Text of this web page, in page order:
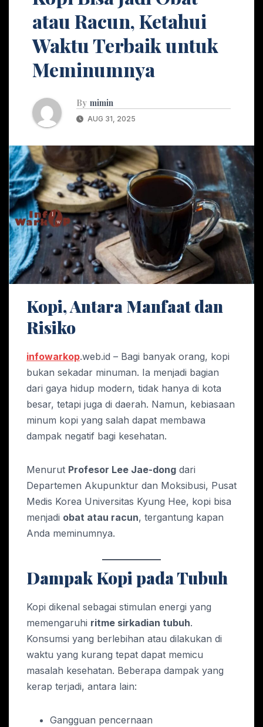
atau Racun, Ketahui
Waktu Terbaik untuk
Meminumnya
By mimin
AUG 31, 2025
Kopi, Antara Manfaat dan
Risiko
infowarkop.web.id – Bagi banyak orang, kopi
bukan sekadar minuman. Ia menjadi bagian
dari gaya hidup modern, tidak hanya di kota
besar, tetapi juga di daerah. Namun, kebiasaan
minum kopi yang salah dapat membawa
dampak negatif bagi kesehatan.
Menurut Profesor Lee Jae-dong dari
Departemen Akupunktur dan Moksibusi, Pusat
Medis Korea Universitas Kyung Hee, kopi bisa
menjadi obat atau racun, tergantung kapan
Anda meminumnya.
Dampak Kopi pada Tubuh
Kopi dikenal sebagai stimulan energi yang
memengaruhi ritme sirkadian tubuh.
Konsumsi yang berlebihan atau dilakukan di
waktu yang kurang tepat dapat memicu
masalah kesehatan. Beberapa dampak yang
kerap terjadi, antara lain:
Gangguan pencernaan